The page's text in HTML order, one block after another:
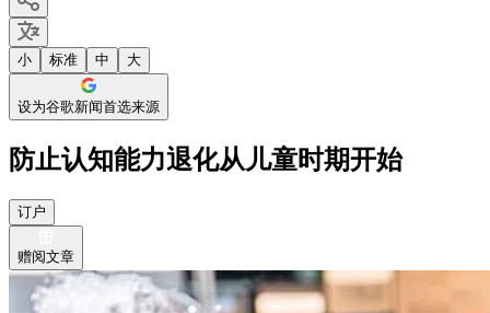
小 标准 中 大
设为谷歌新闻首选来源
防止认知能力退化从儿童时期开始
订户
赠阅文章